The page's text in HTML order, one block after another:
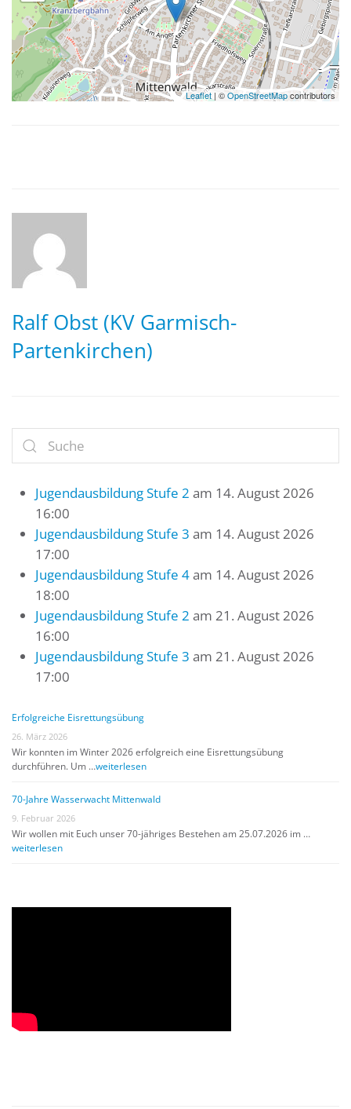
Leaflet | ©OpenStreetMapcontributors
Ralf Obst (KV Garmisch-
Partenkirchen)
Jugendausbildung Stufe 2 am 14. August 2026
16:00
Jugendausbildung Stufe 3 am 14. August 2026
17:00
Jugendausbildung Stufe 4am 14. August 2026
18:00
Jugendausbildung Stufe 2 am 21. August 2026
16:00
Jugendausbildung Stufe 3 am 21. August 2026
17:00
Erfolgreiche Eisrettungsübung
26. März 2026
Wir konnten im Winter 2026 erfolgreich eine Eisrettungsübung
durchführen. Um …weiterlesen
70-Jahre Wasserwacht Mittenwald
9. Februar 2026
Wir wollen mit Euch unser 70-jähriges Bestehen am 25.07.2026 im …
weiterlesen